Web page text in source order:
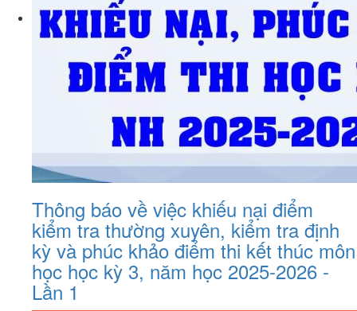
Thông báo về việc khiếu nại điểm
kiểm tra thường xuyên, kiểm tra định
kỳ và phúc khảo điểm thi kết thúc môn
học học kỳ 3, năm học 2025-2026 -
Lần 1